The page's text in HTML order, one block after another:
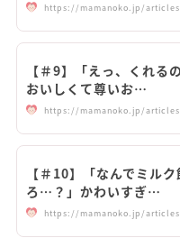
https://mamanoko.jp/
【＃9】「えっ、くれる
おいしくて尊いお…
https://mamanoko.jp/
【＃10】「なんでミル
ろ…？」かわいすぎ…
https://mamanoko.jp/